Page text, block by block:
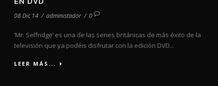
08 Dic 14 / administador / 0
‘Mr. Selfridge’ es una de las series británicas de más éxito de la
televisión que ya podéis disfrutar con la edición DVD...
LEER MÁS...